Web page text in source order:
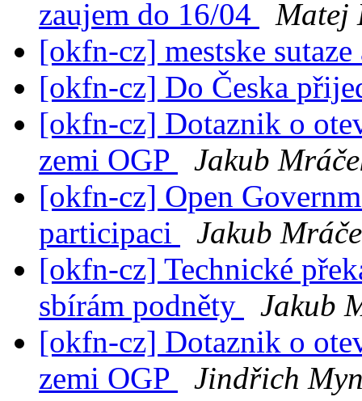
zaujem do 16/04
Matej
[okfn-cz] mestske
[okfn-cz] Do Česka
[okfn-cz] Dotaznik o
zemi OGP
Jakub
[okfn-cz] Open
participaci
Jakub
[okfn-cz] Technické
sbírám podněty
Jakub
[okfn-cz] Dotaznik o
zemi OGP
Jindřich